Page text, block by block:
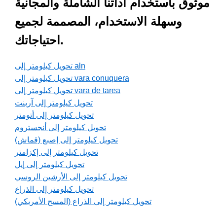
موثوق باستخدام أداتنا الشاملة والمجانية
وسهلة الاستخدام، المصممة لجميع
احتياجاتك.
تحويل كيلومتر إلى aln
تحويل كيلومتر إلى vara conuquera
تحويل كيلومتر إلى vara de tarea
تحويل كيلومتر إلى آربنت
تحويل كيلومتر إلى أتومتر
تحويل كيلومتر إلى أنجستروم
تحويل كيلومتر إلى إصبع (قماش)
تحويل كيلومتر إلى إكزامتر
تحويل كيلومتر إلى إيل
تحويل كيلومتر إلى الأرشين الروسي
تحويل كيلومتر إلى الذراع
تحويل كيلومتر إلى الذراع (المسح الأمريكي)